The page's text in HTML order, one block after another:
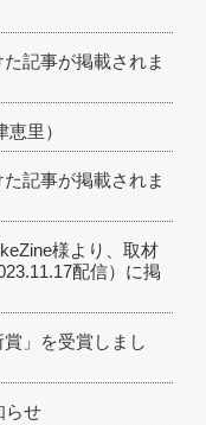
記事が掲載されま
里）
記事が掲載されま
様より、取材
配信）に掲
賞」を受賞しまし
らせ